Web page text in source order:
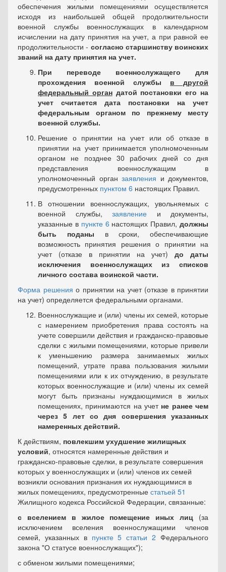
обеспечения жилыми помещениями осуществляется
исходя из наибольшей общей продолжительности
военной службы военнослужащих в календарном
исчислении на дату принятия на учет, а при равной ее
продолжительности - согласно старшинству воинских
званий на дату принятия на учет.
При переводе военнослужащего для
прохождения военной службы в другой
федеральный органдатой постановки его на
учет считается дата постановки на учет
федеральным органом по прежнему месту
военной службы.
Решение о принятии на учет или об отказе в
принятии на учет принимается уполномоченным
органом не позднее 30 рабочих дней со дня
представления военнослужащим в
уполномоченный орган заявления и документов,
предусмотренных пунктом 6 настоящих Правил.
В отношении военнослужащих, увольняемых с
военной службы, заявление и документы,
указанные в пункте 6 настоящих Правил, должны
быть поданы в сроки, обеспечивающие
возможность принятия решения о принятии на
учет (отказе в принятии на учет) до даты
исключения военнослужащих из списков
личного состава воинской части.
Форма решения о принятии на учет (отказе в принятии
на учет) определяется федеральными органами.
Военнослужащие и (или) члены их семей, которые
с намерением приобретения права состоять на
учете совершили действия и гражданско-правовые
сделки с жилыми помещениями, которые привели
к уменьшению размера занимаемых жилых
помещений, утрате права пользования жилыми
помещениями или к их отчуждению, в результате
которых военнослужащие и (или) члены их семей
могут быть признаны нуждающимися в жилых
помещениях, принимаются на учет не ранее чем
через 5 лет со дня совершения указанных
намеренных действий.
К действиям, повлекшим ухудшение жилищных
условий, относятся намеренные действия и
гражданско-правовые сделки, в результате совершения
которых у военнослужащих и (или) членов их семей
возникли основания признания их нуждающимися в
жилых помещениях, предусмотренные статьей 51
Жилищного кодекса Российской Федерации, связанные:
с вселением в жилое помещение иных лиц (за
исключением вселения военнослужащими членов
семей, указанных в пункте 5 статьи 2 Федерального
закона "О статусе военнослужащих");
с обменом жилыми помещениями;